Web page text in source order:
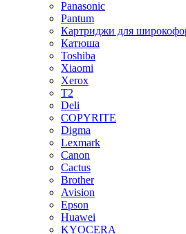
Panasonic
Pantum
Картриджи для
Катюша
Toshiba
Xiaomi
Xerox
T2
Deli
COPYRITE
Digma
Lexmark
Canon
Cactus
Brother
Avision
Epson
Huawei
KYOCERA